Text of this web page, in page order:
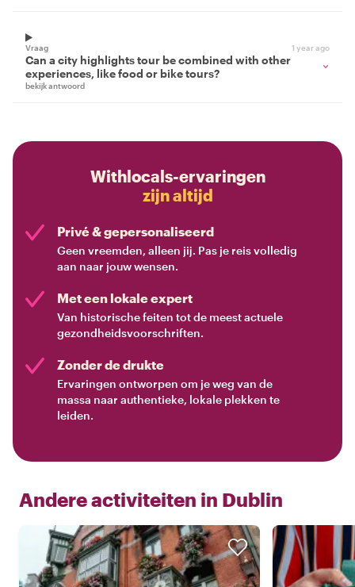
Vraag 1 year ago
Can a city highlights tour be combined with other
experiences, like food or bike tours?
bekijk antwoord
Withlocals-ervaringen
zijn altijd
Privé & gepersonaliseerd
Geen vreemden, alleen jij. Pas je reis volledig
aan naar jouw wensen.
Met een lokale expert
Van historische feiten tot de meest actuele
gezondheidsvoorschriften.
Zonder de drukte
Ervaringen ontworpen om je weg van de
massa naar authentieke, lokale plekken te
leiden.
Andere activiteiten in Dublin